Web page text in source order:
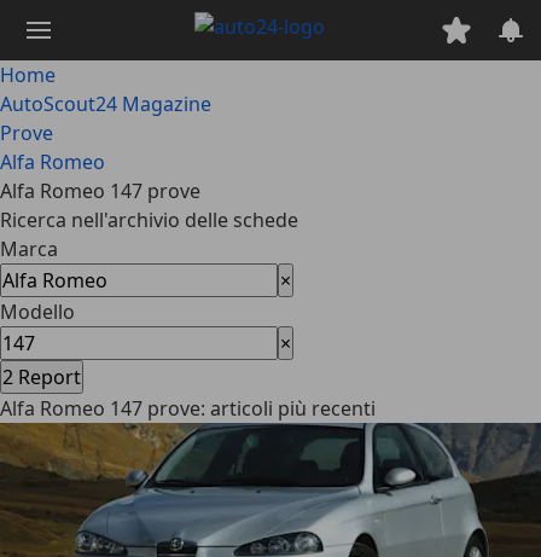
contenuto
principale
Home
AutoScout24 Magazine
Prove
Alfa Romeo
Alfa Romeo 147 prove
Ricerca nell'archivio delle schede
Marca
×
Modello
×
2 Report
Alfa Romeo 147 prove: articoli più recenti